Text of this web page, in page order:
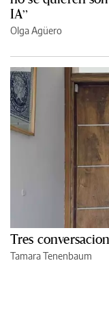
IA”
Olga Agüero
Tres
Tamara Tenenbaum